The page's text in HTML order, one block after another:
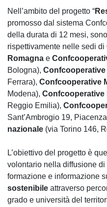
Nell’ambito del progetto “
promosso dal sistema
della durata di 12 mesi, sono
rispettivamente nelle sedi di
Romagna e
Bologna), Confcooperative
Ferrara), Confcooperative
Modena), Confcooperative
Reggio Emilia),
Sant’Ambrogio 19,
nazionale (via Torino 146,
L’obiettivo del progetto è
volontario nella diffusione
formazione e informazione
sostenibile attraverso
grado e università del